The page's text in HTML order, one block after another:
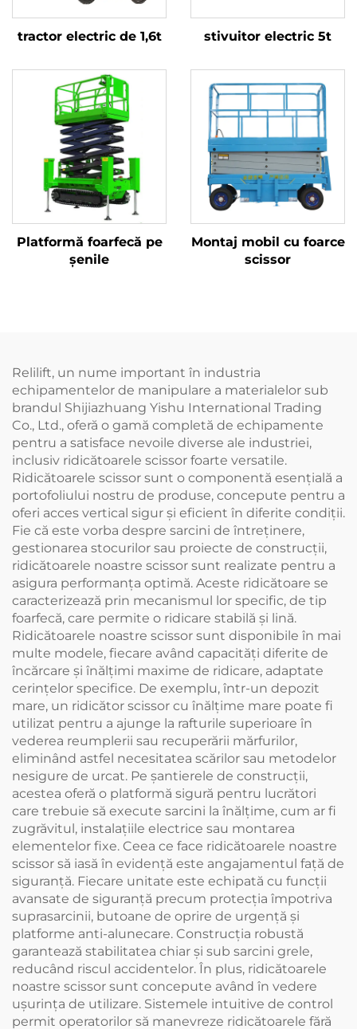
tractor electric de 1,6t stivuitor electric 5t
Platformă foarfecă pe
șenile
Montaj mobil cu foarce
scissor
Relilift, un nume important în industria
echipamentelor de manipulare a materialelor sub
brandul Shijiazhuang Yishu International Trading
Co., Ltd., oferă o gamă completă de echipamente
pentru a satisface nevoile diverse ale industriei,
inclusiv ridicătoarele scissor foarte versatile.
Ridicătoarele scissor sunt o componentă esențială a
portofoliului nostru de produse, concepute pentru a
oferi acces vertical sigur și eficient în diferite condiții.
Fie că este vorba despre sarcini de întreținere,
gestionarea stocurilor sau proiecte de construcții,
ridicătoarele noastre scissor sunt realizate pentru a
asigura performanța optimă. Aceste ridicătoare se
caracterizează prin mecanismul lor specific, de tip
foarfecă, care permite o ridicare stabilă și lină.
Ridicătoarele noastre scissor sunt disponibile în mai
multe modele, fiecare având capacități diferite de
încărcare și înălțimi maxime de ridicare, adaptate
cerințelor specifice. De exemplu, într-un depozit
mare, un ridicător scissor cu înălțime mare poate fi
utilizat pentru a ajunge la rafturile superioare în
vederea reumplerii sau recuperării mărfurilor,
eliminând astfel necesitatea scărilor sau metodelor
nesigure de urcat. Pe șantierele de construcții,
acestea oferă o platformă sigură pentru lucrători
care trebuie să execute sarcini la înălțime, cum ar fi
zugrăvitul, instalațiile electrice sau montarea
elementelor fixe. Ceea ce face ridicătoarele noastre
scissor să iasă în evidență este angajamentul față de
siguranță. Fiecare unitate este echipată cu funcții
avansate de siguranță precum protecția împotriva
suprasarcinii, butoane de oprire de urgență și
platforme anti-alunecare. Construcția robustă
garantează stabilitatea chiar și sub sarcini grele,
reducând riscul accidentelor. În plus, ridicătoarele
noastre scissor sunt concepute având în vedere
ușurința de utilizare. Sistemele intuitive de control
permit operatorilor să manevreze ridicătoarele fără